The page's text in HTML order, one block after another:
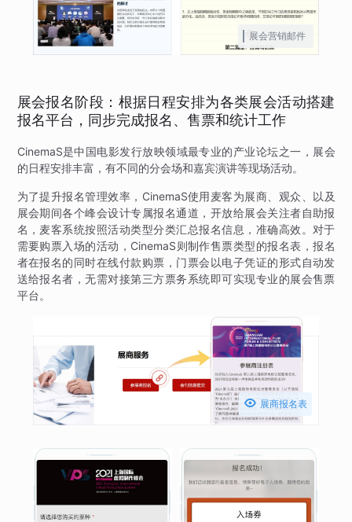
展会营销邮件
展会报名阶段：根据日程安排为各类展会活动搭建
报名平台，同步完成报名、售票和统计工作
CinemaS是中国电影发行放映领域最专业的产业论坛之一，展会
的日程安排丰富，有不同的分会场和嘉宾演讲等现场活动。
为了提升报名管理效率，CinemaS使用麦客为展商、观众、以及
展会期间各个峰会设计专属报名通道，开放给展会关注者自助报
名，麦客系统按照活动类型分类汇总报名信息，准确高效。对于
需要购票入场的活动，CinemaS则制作售票类型的报名表，报名
者在报名的同时在线付款购票，门票会以电子凭证的形式自动发
送给报名者，无需对接第三方票务系统即可实现专业的展会售票
平台。
 展商报名表